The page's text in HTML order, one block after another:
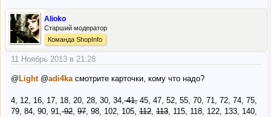
Alioko
Старший модератор
Команда ShopInfo
11 Ноябрь 2013 в 21:28
@ Light@adi4kaсмотрите карточки, кому что надо?
4, 12, 16, 17, 18, 20, 28, 30, 34,41, 45, 47, 52, 55, 70, 71, 72, 74, 75,
79, 84, 90, 91,92, 97, 98, 102, 105, 112, 113, 115, 118, 122, 133, 140,